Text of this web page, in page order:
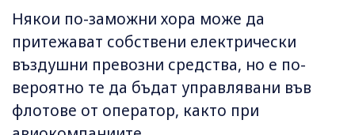
Някои по-заможни хора може да
притежават собствени електрически
въздушни превозни средства, но е по-
вероятно те да бъдат управлявани във
флотове от оператор, както при